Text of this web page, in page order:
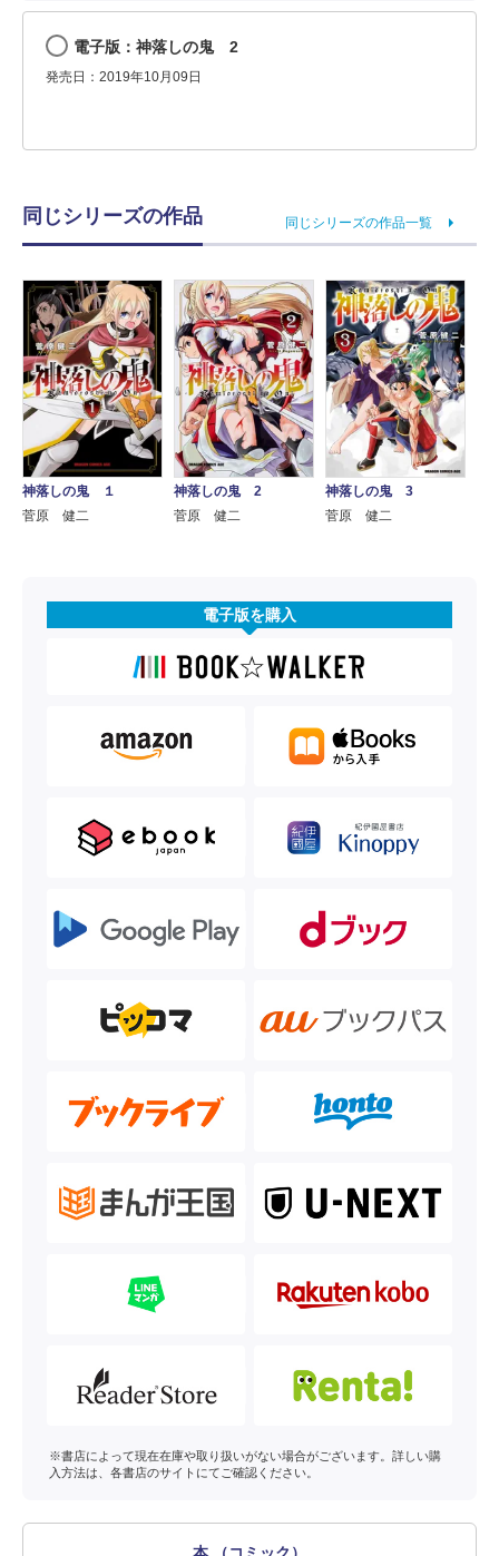
電子版：神落しの鬼 2
発売日：2019年10月09日
同じシリーズの作品 同じシリーズの作品一覧
神落しの鬼 １
菅原 健二
神落しの鬼 2
菅原 健二
神落しの鬼 3
菅原 健二
電子版を購入
※書店によって現在在庫や取り扱いがない場合がございます。詳しい購
入方法は、各書店のサイトにてご確認ください。